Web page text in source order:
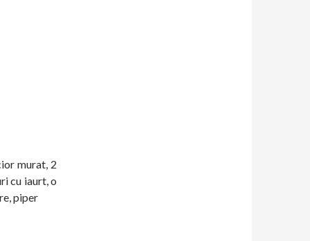
murat, 2
cu iaurt, o
piper